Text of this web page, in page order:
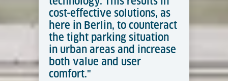
cost-effective solutions, as
here in Berlin, to counteract
the tight parking situation
in urban areas and increase
both value and user
comfort."